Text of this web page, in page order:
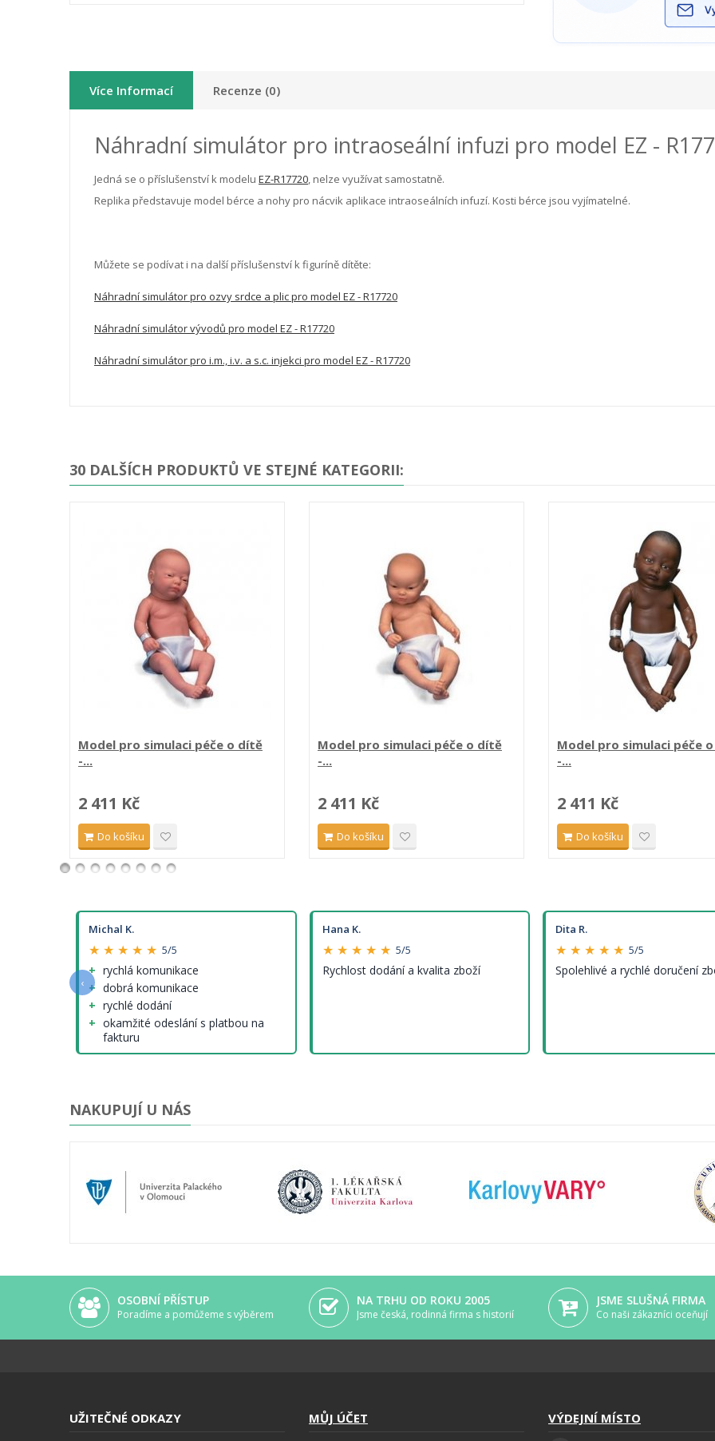
Více Informací Recenze (0)
Náhradní simulátor pro intraoseální infuzi pro model EZ -
Jedná se o příslušenství k modelu EZ-R17720 , nelze využívat samostatně.
Replika představuje model bérce a nohy pro nácvik aplikace intraoseálních infuzí. Kosti bérce jsou vyjímatelné.
Můžete se podívat i na další příslušenství k figuríně dítěte:
Náhradní simulátor pro ozvy srdce a plic pro model EZ - R17720
Náhradní simulátor vývodů pro model EZ - R17720
Náhradní simulátor pro i.m., i.v. a s.c. injekci pro model EZ - R17720
30 DALŠÍCH PRODUKTŮ VE STEJNÉ KATEGORII:
Model pro simulaci péče o dítě
-...
2 411 Kč
Do košíku
Model pro simulaci péče o dítě
-...
2 411 Kč
Do košíku
Model pro simulaci péče
-...
2 411 Kč
Do košíku
Michal K.
★ ★ ★ ★ ★ 5/5
rychlá komunikace
dobrá komunikace
rychlé dodání
okamžité odeslání s platbou na
fakturu
nenalezl jsem (tedy krom cen
Hana K.
★ ★ ★ ★ ★ 5/5
Rychlost dodání a kvalita zboží
Dita R.
★ ★ ★ ★ ★ 5/5
Spolehlivé a rychlé doručení
‹
NAKUPUJÍ U NÁS
OSOBNÍ PŘÍSTUP
Poradíme a pomůžeme s výběrem
NA TRHU OD ROKU 2005
Jsme česká, rodinná firma s historií
JSME SLUŠNÁ FIRMA
Co naši zákazníci oceňují
UŽITEČNÉ ODKAZY MŮJ ÚČET VÝDEJNÍ MÍSTO